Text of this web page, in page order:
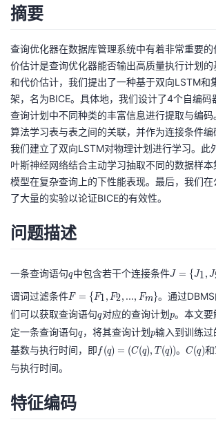
客
论
坛
的
圈
子
我
的
直
播
我
的
活
动
我
的
关
注
我
的
开
发
者
学
堂
我
我
的
我
支
持
我
的
我
摘要
查询优化器在数据库管理系统中有着非常重要
价估计是查询优化器能否输出高质量执行计划
和代价估计，我们提出了一种基于双向LSTM和
架，名为BICE。具体地，我们设计了4个自编码
查询计划中不同种类的丰富信息进行提取与编码
算法学习表与表之间的关联，并作为连接条件编
我们建立了双向LSTM对物理计划进行学习。此
叶斯神经网络结合主动学习抽取不同的数据样
模型在复杂查询上的下性能表现。最后，我们
了大量的实验以论证BICE的有效性。
问题描述
一条查询语句q中包含若干个连接条件 J
\
{
J
_
J = {J1, J
谓词过滤条件F
=
F
1
F = {F1, F2, ..., Fm}。通过
们可以获取查询语句q
q对应的查询计划p
p。本文要
定一条查询语句q
q，将其查询计划p
p输入到训练过
基数与执行时间，即f(
f (q) = (C(q), T (q))。C
C(q)和
与执行时间。
特征编码